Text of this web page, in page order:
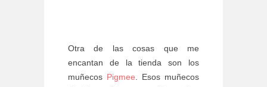
Otra de las cosas que me
encantan de la tienda son los
muñecos Pigmee . Esos muñecos